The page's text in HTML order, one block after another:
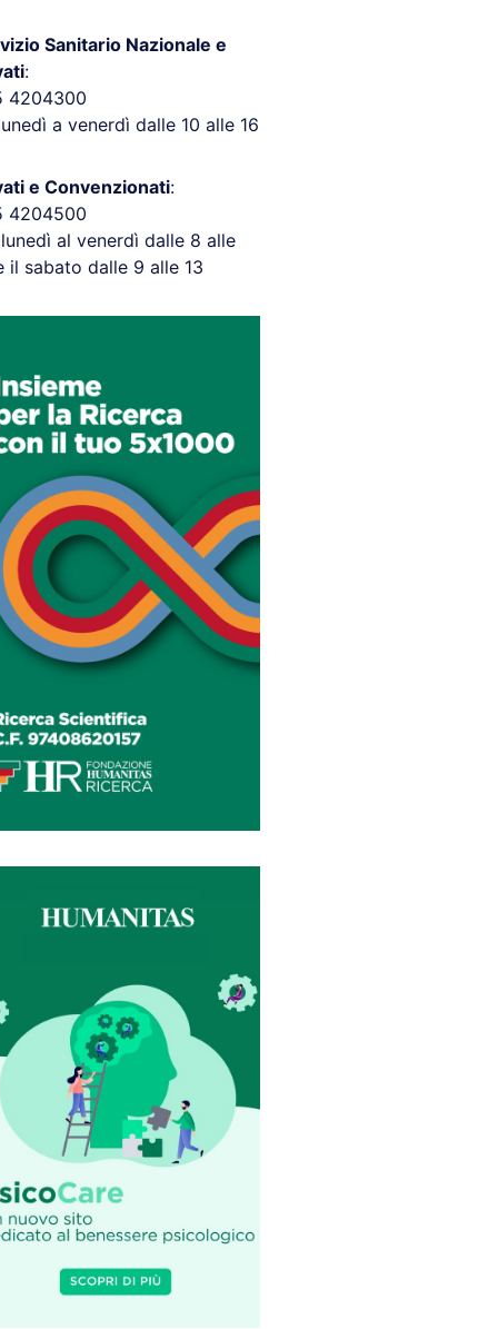
Sanitario Nazionale e
:
4204300
a venerdì dalle 10 alle 16
e Convenzionati:
4204500
al venerdì dalle 8 alle
il sabato dalle 9 alle 13